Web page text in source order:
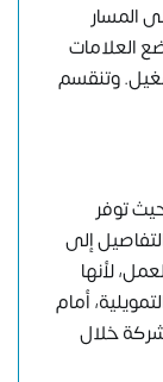
المسار
العلامات
وتنقسم
حيث توفر
إلى
لأنها
أمام
خلال